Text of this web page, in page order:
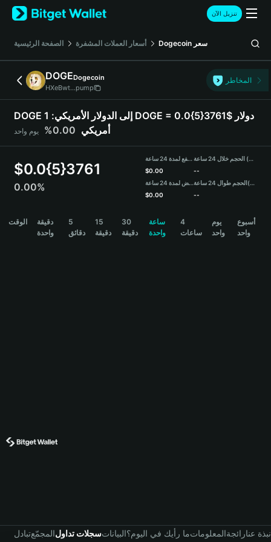
English
日本語
Русский
Español (Latinoamérica)
Türkçe
Deutsch
简体中文
Português (Portugal)
Bahasa Indonesia
বাংলা
تنزيل الآن
الصفحة الرئيسية أسعار العملات المشفرة Dogecoin سعر
DOGEDogecoin
HXeBwt...pump
المخاطر
DOGE إلى الدولار الأمريكي: 1 DOGE = 0.0{5}3761$ دولار
أمريكي 0.00% يوم واحد
$0.0{5}3761
0.00%
مرتفع لمدة 24 ساعة
$0.00
منخفض لمدة 24 ساعة
$0.00
الحجم خلال 24 ساعة (DOGE)
--
الحجم طوال 24 ساعة(USDT)
--
الوقت
دقيقة
واحدة
5
دقائق
15
دقيقة
30
دقيقة
ساعة
واحدة
4
ساعات
يوم
واحد
أسبوع
واحد
تبادلالمجمّعسجلات تداولالبياناتما رأيك في اليوم؟المعلوماترائجةنبذة عنا